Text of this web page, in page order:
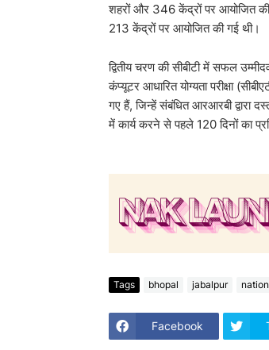
शहरों और 346 केंद्रों पर आयोजित की
213 केंद्रों पर आयोजित की गई थी।
द्वितीय चरण की सीबीटी में सफल
कंप्यूटर आधारित योग्यता परीक्षा
गए हैं, जिन्हें संबंधित आरआरबी द्वारा
में कार्य करने से पहले 120 दिनों का
Tags bhopal jabalpur
Facebook